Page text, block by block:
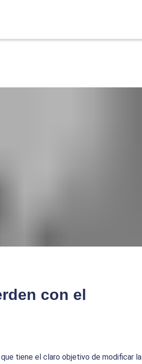
con el
tiene el claro objetivo de modificar la